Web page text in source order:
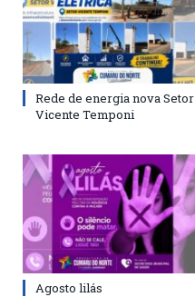
Rede de energia nova Setor
Vicente Temponi
Agosto lilás